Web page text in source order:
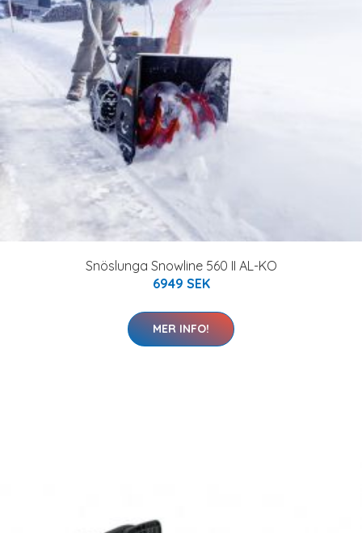
Snöslunga Snowline 560 II AL-KO
6949 SEK
MER INFO!